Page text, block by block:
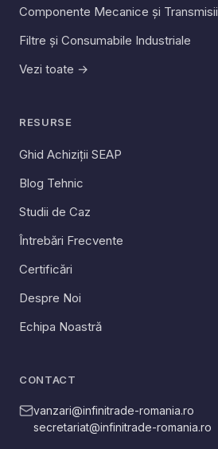
Componente Mecanice și Transmisii
Filtre și Consumabile Industriale
Vezi toate →
RESURSE
Ghid Achiziții SEAP
Blog Tehnic
Studii de Caz
Întrebări Frecvente
Certificări
Despre Noi
Echipa Noastră
CONTACT
vanzari@infinitrade-romania.ro
secretariat@infinitrade-romania.ro